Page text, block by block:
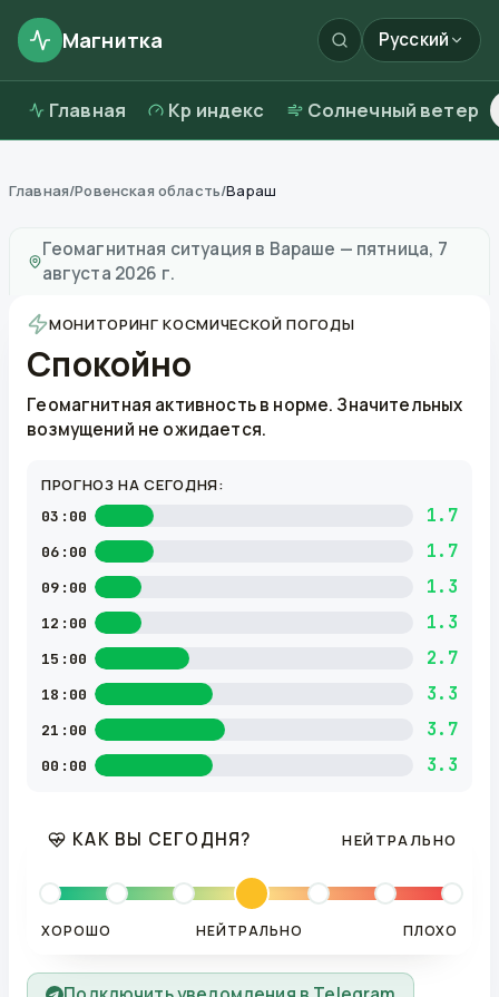
Магнитка Русский
Главная Kp индекс Солнечный ветер
Главная/Ровенская область/Вараш
Геомагнитная ситуация в Вараше — пятница, 7
августа 2026 г.
МОНИТОРИНГ КОСМИЧЕСКОЙ ПОГОДЫ
Спокойно
Геомагнитная активность в норме. Значительных
возмущений не ожидается.
ПРОГНОЗ НА СЕГОДНЯ:
03:00 1.7
06:00 1.7
09:00 1.3
12:00 1.3
15:00 2.7
18:00 3.3
21:00 3.7
00:00 3.3
КАК ВЫ СЕГОДНЯ? НЕЙТРАЛЬНО
ХОРОШО НЕЙТРАЛЬНО ПЛОХО